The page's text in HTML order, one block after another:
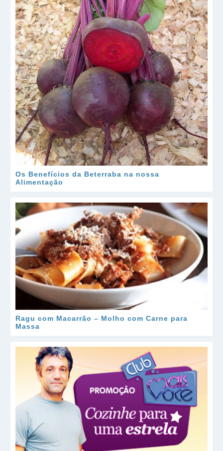
Os Benefícios da Beterraba na nossa
Alimentação
Ragu com Macarrão – Molho com Carne para
Massa